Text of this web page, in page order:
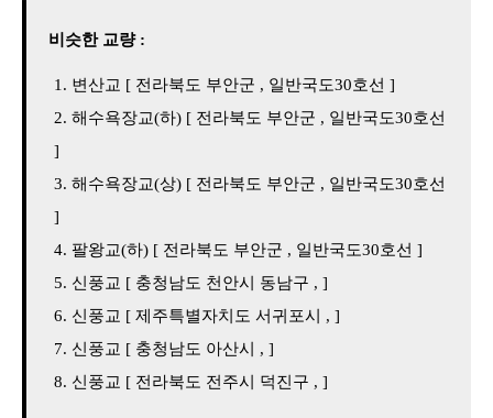
비슷한 교량 :
변산교 [ 전라북도 부안군 , 일반국도30호선 ]
해수욕장교(하) [ 전라북도 부안군 , 일반국도30호선
]
해수욕장교(상) [ 전라북도 부안군 , 일반국도30호선
]
팔왕교(하) [ 전라북도 부안군 , 일반국도30호선 ]
신풍교 [ 충청남도 천안시 동남구 , ]
신풍교 [ 제주특별자치도 서귀포시 , ]
신풍교 [ 충청남도 아산시 , ]
신풍교 [ 전라북도 전주시 덕진구 , ]